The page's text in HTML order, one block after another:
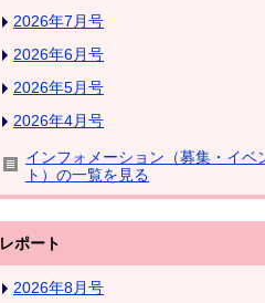
2026年7月号
2026年6月号
2026年5月号
2026年4月号
インフォメーション（募集・イベ
ト）の一覧を見る
レポート
2026年8月号